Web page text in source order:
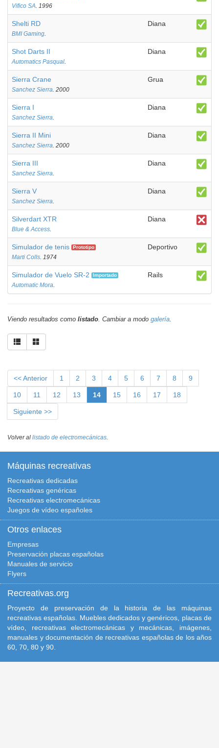
Vifico SA. 1996
Shelti RD
BMI Gaming.
Diana
Shot Darts II
Automatics Pasqual.
Diana
Sierra Crane
Sanchez Sierra. 2000
Grua
Sierra I
Sanchez Sierra.
Diana
Sierra II Mini
Sanchez Sierra. 2000
Diana
Sierra III
Sanchez Sierra.
Diana
Sierra V
Sanchez Sierra.
Diana
Silverdart XTR
Blue & Access.
Diana
Simulador de tenis Prototipo
Marti Colls. 1974
Deportivo
Simulador de Vuelo SR-2 Importado
Automatic Mora.
Rails
Viendo resultados como listado. Cambiar a modo galería.
<< Anterior 1 2 3 4 5 6 7 8 9
10 11 12 13 14 15 16 17 18
Siguiente >>
Volver al listado de electromecánicas.
Máquinas recreativas
Recreativas dedicadas
Recreativas genéricas
Recreativas electromecánicas
Juegos de vídeo españoles
Otros enlaces
Empresas
Preservación placas españolas
Manuales de servicio
Flyers
Recreativas.org
Proyecto de preservación de la historia de las máquinas
recreativas españolas. Muebles dedicados y genéricos, placas de
vídeo, recreativas electromecánicas y mecánicas, imágenes,
manuales y documentación de recreativas españolas de los años
60, 70, 80 y 90.